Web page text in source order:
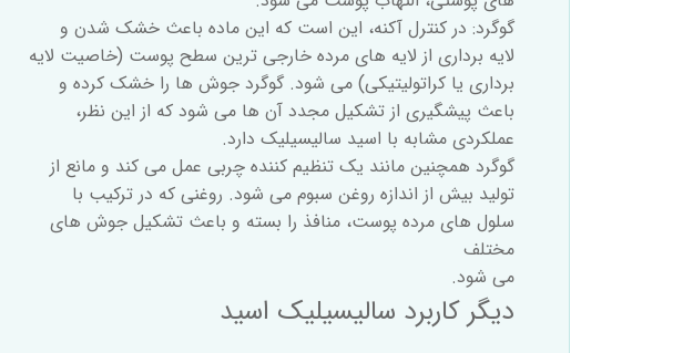
گوگرد: در کنترل آکنه، این است که این ماده باعث خشک شدن و
لایه برداری از لایه های مرده خارجی ترین سطح پوست (خاصیت لایه
برداری یا کراتولیتیکی) می شود. گوگرد جوش ها را خشک کرده و
باعث پیشگیری از تشکیل مجدد آن ها می شود که از این نظر،
عملکردی مشابه با اسید سالیسیلیک دارد.
گوگرد همچنین مانند یک تنظیم کننده چربی عمل می کند و مانع از
تولید بیش از اندازه روغن سبوم می شود. روغنی که در ترکیب با
سلول های مرده پوست، منافذ را بسته و باعث تشکیل جوش های
مختلف
می شود.
دیگر کاربرد سالیسیلیک اسید